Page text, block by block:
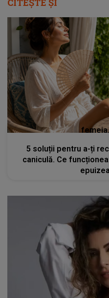
5 soluții pentru a-ți
caniculă. Ce